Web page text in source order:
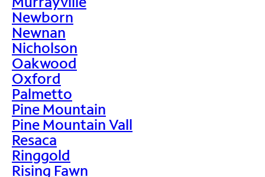
Newborn
Newnan
Nicholson
Oakwood
Oxford
Palmetto
Pine Mountain
Pine Mountain Vall
Resaca
Ringgold
Rising Fawn